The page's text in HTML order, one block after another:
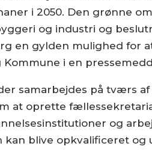
i 2050. Den grønne
og industri og
en gylden mulighed for
i en
samarbejdes på tværs
at oprette
og
blive opkvalificeret og